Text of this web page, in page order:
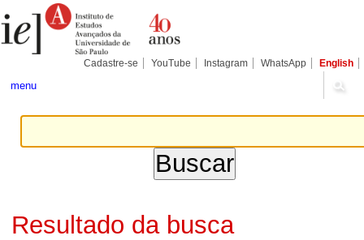
para
conteúdo.
Pessoais
Cadastre-se YouTube Instagram WhatsApp English
menu
Resultado da busca